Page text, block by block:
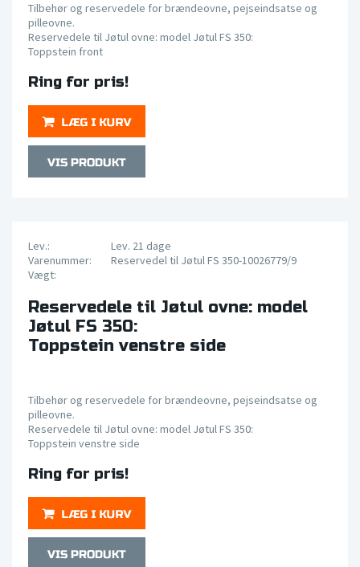
Tilbehør og reservedele for brændeovne, pejseindsatse og
pilleovne.
Reservedele til Jøtul ovne: model Jøtul FS 350:
Toppstein front
Ring for pris!
Lev.:
Lev. 21 dage
Varenummer:
Reservedel til Jøtul FS 350-10026779/9
Vægt:
Reservedele til Jøtul ovne: model
Jøtul FS 350:
Toppstein venstre side
Tilbehør og reservedele for brændeovne, pejseindsatse og
pilleovne.
Reservedele til Jøtul ovne: model Jøtul FS 350:
Toppstein venstre side
Ring for pris!